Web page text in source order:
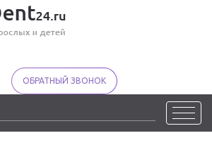
ОБРАТНЫЙ ЗВОНОК